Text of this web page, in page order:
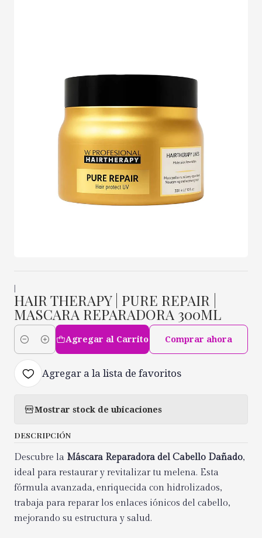
HAIR THERAPY | PURE REPAIR |
MASCARA REPARADORA 300ML
Cantidad
Agregar al Carrito Comprar ahora
Agregar a la lista de favoritos
Mostrar stock de ubicaciones
DESCRIPCIÓN
Descubre la Máscara Reparadora del Cabello Dañado,
ideal para restaurar y revitalizar tu melena. Esta
fórmula avanzada, enriquecida con hidrolizados,
trabaja para reparar los enlaces iónicos del cabello,
mejorando su estructura y salud.